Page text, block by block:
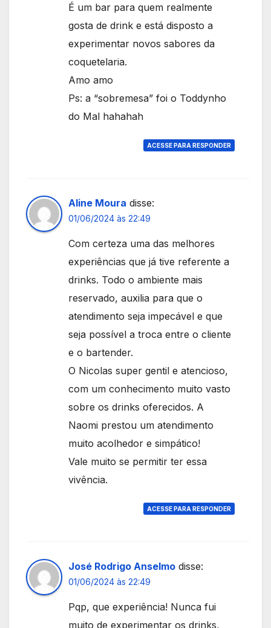
É um bar para quem realmente
gosta de drink e está disposto a
experimentar novos sabores da
coquetelaria.
Amo amo
Ps: a “sobremesa” foi o Toddynho
do Mal hahahah
ACESSE PARA RESPONDER
Aline Moura disse:
01/06/2024 às 22:49
Com certeza uma das melhores
experiências que já tive referente a
drinks. Todo o ambiente mais
reservado, auxilia para que o
atendimento seja impecável e que
seja possível a troca entre o cliente
e o bartender.
O Nicolas super gentil e atencioso,
com um conhecimento muito vasto
sobre os drinks oferecidos. A
Naomi prestou um atendimento
muito acolhedor e simpático!
Vale muito se permitir ter essa
vivência.
ACESSE PARA RESPONDER
José Rodrigo Anselmo disse:
01/06/2024 às 22:49
Pqp, que experiência! Nunca fui
muito de experimentar os drinks,